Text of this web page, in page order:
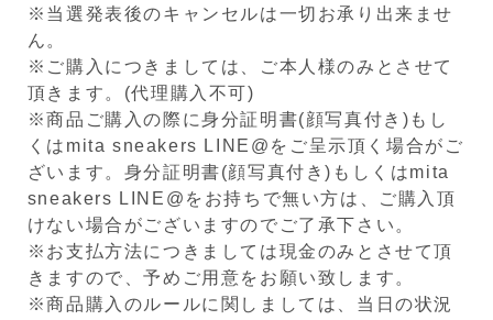
※当選発表後のキャンセルは一切お承り出来ませ
ん。
※ご購入につきましては、ご本人様のみとさせて
頂きます。(代理購入不可)
※商品ご購入の際に身分証明書(顔写真付き)もし
くはmita sneakers LINE@をご呈示頂く場合がご
ざいます。身分証明書(顔写真付き)もしくはmita
sneakers LINE@をお持ちで無い方は、ご購入頂
けない場合がございますのでご了承下さい。
※お支払方法につきましては現金のみとさせて頂
きますので、予めご用意をお願い致します。
※商品購入のルールに関しましては、当日の状況